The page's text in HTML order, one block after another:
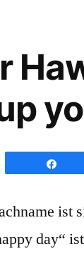
ist
day“